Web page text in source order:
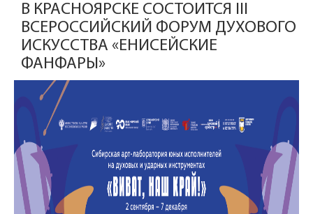
В КРАСНОЯРСКЕ СОСТОИТСЯ III
ВСЕРОССИЙСКИЙ ФОРУМ ДУХОВОГО
ИСКУССТВА «ЕНИСЕЙСКИЕ
ФАНФАРЫ»